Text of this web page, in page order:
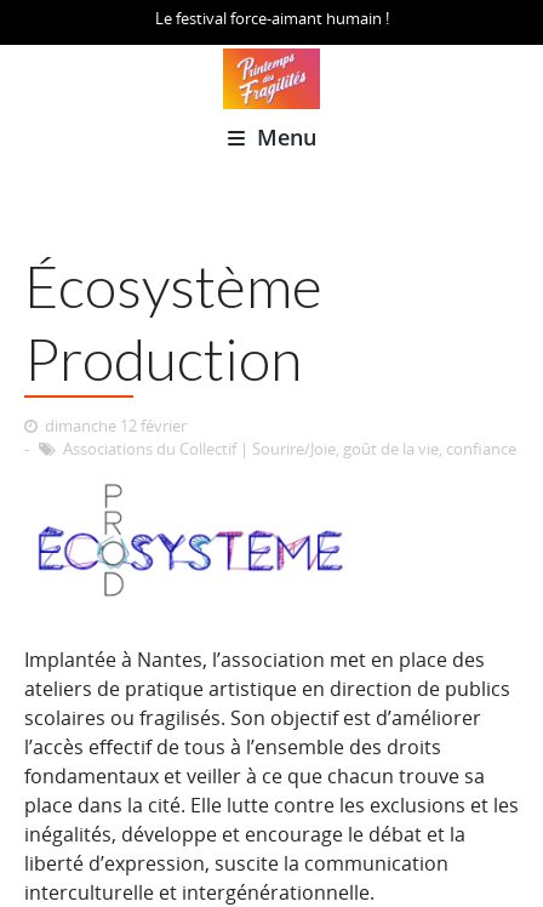
Le festival force-aimant humain !
Menu
Écosystème
Production
dimanche 12 février
Associations du Collectif| Sourire/Joie, goût de la vie, confiance
Implantée à Nantes, l’association met en place des
ateliers de pratique artistique en direction de publics
scolaires ou fragilisés. Son objectif est d’améliorer
l’accès effectif de tous à l’ensemble des droits
fondamentaux et veiller à ce que chacun trouve sa
place dans la cité. Elle lutte contre les exclusions et les
inégalités, développe et encourage le débat et la
liberté d’expression, suscite la communication
interculturelle et intergénérationnelle.